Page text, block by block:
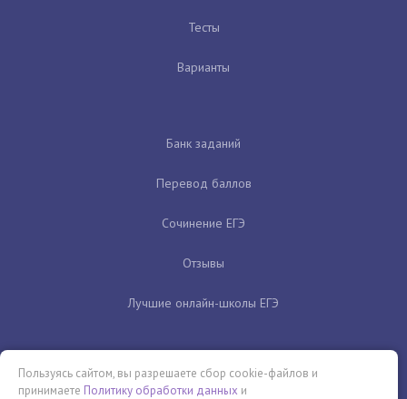
Тесты
Варианты
Банк заданий
Перевод баллов
Сочинение ЕГЭ
Отзывы
Лучшие онлайн-школы ЕГЭ
Пользуясь сайтом, вы разрешаете сбор cookie-файлов и
принимаете Политику обработки данных и